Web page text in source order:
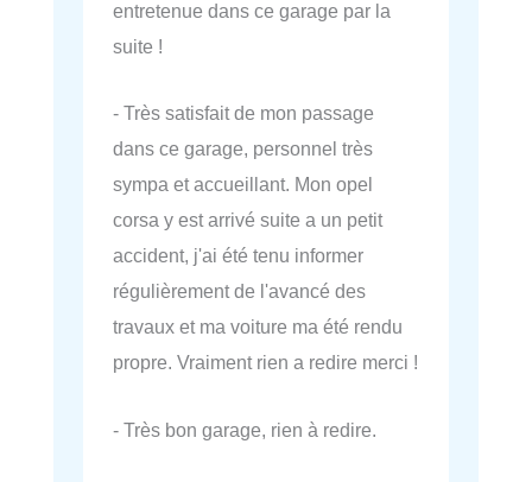
entretenue dans ce garage par la
suite !
- Très satisfait de mon passage
dans ce garage, personnel très
sympa et accueillant. Mon opel
corsa y est arrivé suite a un petit
accident, j'ai été tenu informer
régulièrement de l'avancé des
travaux et ma voiture ma été rendu
propre. Vraiment rien a redire merci !
- Très bon garage, rien à redire.